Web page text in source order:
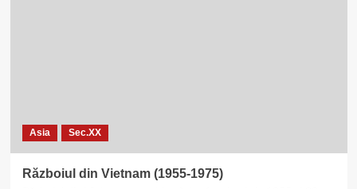
Asia Sec.XX
Războiul din Vietnam (1955-1975)